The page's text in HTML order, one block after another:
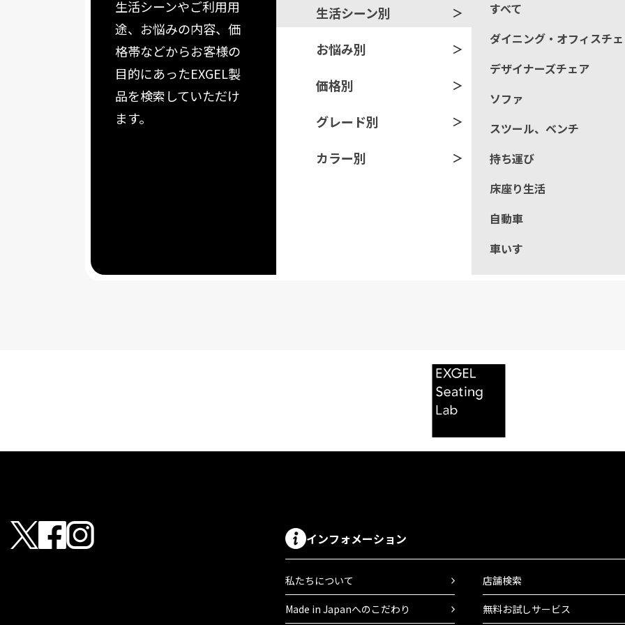
生活シーンやご利用用
途、お悩みの内容、価
格帯などからお客様の
目的にあったEXGEL製
品を検索していただけ
ます。
生活シーン別
お悩み別
価格別
グレード別
カラー別
すべて
ダイニング・オフィスチ
デザイナーズチェア
ソファ
スツール、ベンチ
持ち運び
床座り生活
自動車
車いす
インフォメーション
私たちについて
Made in Japanへのこだわり
店舗検索
無料お試しサービス